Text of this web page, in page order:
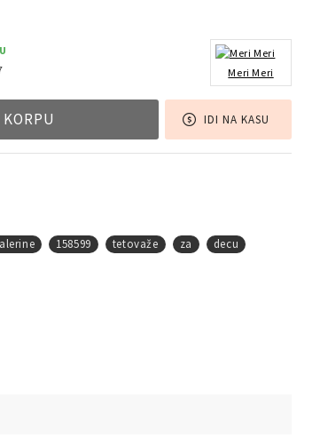
Meri Meri
IDI NA KASU
158599 tetovaže za decu